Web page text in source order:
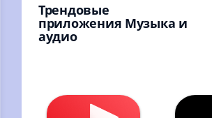
Трендовые
приложения Музыка и
аудио